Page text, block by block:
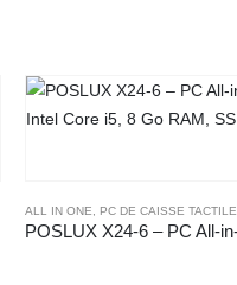
ALL IN ONE PC DE CAISSE TACTILE